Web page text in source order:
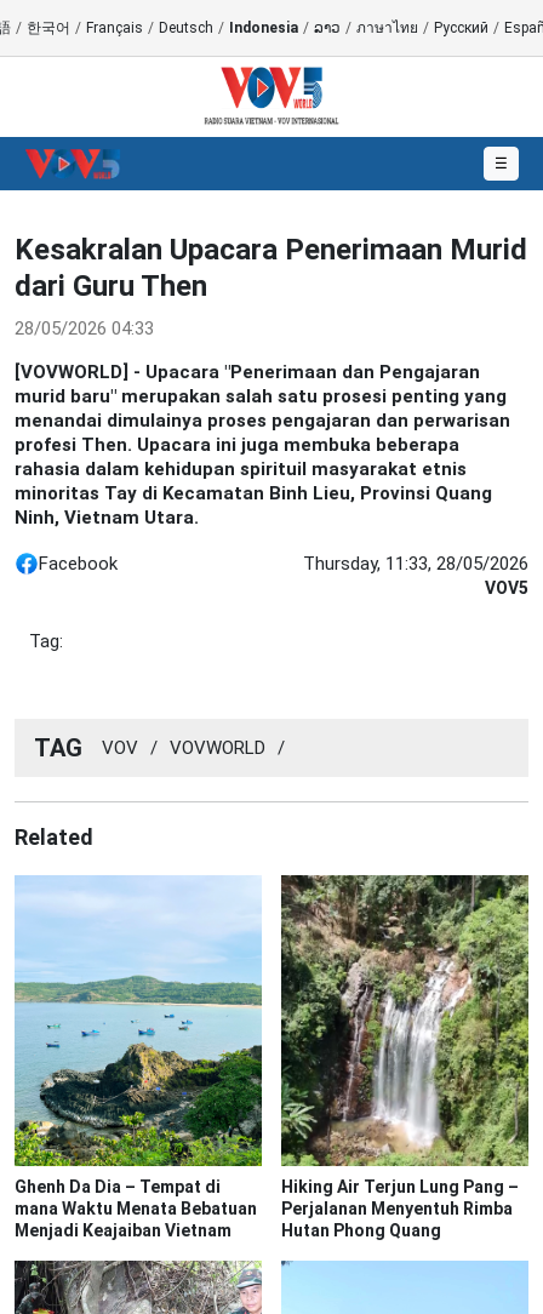
/ 한국어 / Français / Deutsch / Indonesia / ລາວ / ภาษาไทย / Русский /
☰
Kesakralan Upacara Penerimaan Murid
dari Guru Then
28/05/2026 04:33
[VOVWORLD] - Upacara "Penerimaan dan Pengajaran
murid baru" merupakan salah satu prosesi penting yang
menandai dimulainya proses pengajaran dan perwarisan
profesi Then. Upacara ini juga membuka beberapa
rahasia dalam kehidupan spirituil masyarakat etnis
minoritas Tay di Kecamatan Binh Lieu, Provinsi Quang
Ninh, Vietnam Utara.
Facebook Thursday, 11:33, 28/05/2026
VOV5
Tag:
TAG VOV / VOVWORLD /
Related
Ghenh Da Dia – Tempat di
mana Waktu Menata Bebatuan
Menjadi Keajaiban Vietnam
Hiking Air Terjun Lung Pang –
Perjalanan Menyentuh Rimba
Hutan Phong Quang